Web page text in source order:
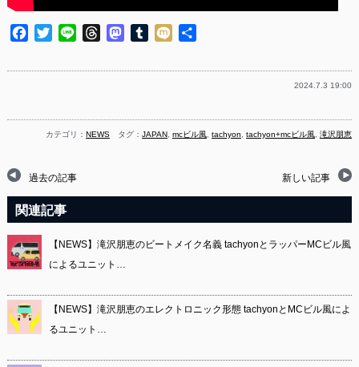
Facebook
TwitterLine ThreadsMastodon
Tumblr
Mixi
2024.7.3 19:00
カテゴリ： NEWS タグ：JAPAN,mcビル風,tachyon,tachyon+mcビル風,滝沢朋恵
過去の記事 新しい記事
関連記事
【NEWS】滝沢朋恵のビートメイク名義 tachyonとラッパーMCビル風
によるユニット…
【NEWS】滝沢朋恵のエレクトロニック形態 tachyonとMCビル風によ
るユニット…